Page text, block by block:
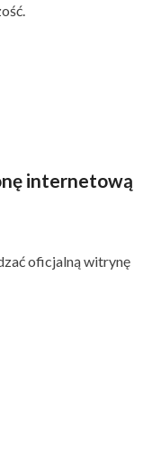
internetową
oficjalną witrynę